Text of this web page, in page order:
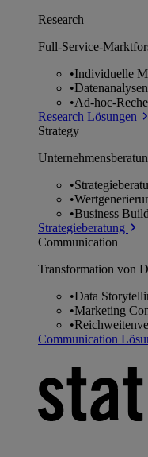
Research
Full-Service-
•Individuelle
•Datenanalysen
•Ad-hoc-
Research Lösungen
Strategy
•
•
•Business
Strategieberatung
Communication
Transformation von
•Data
•Marketing
•
Communication